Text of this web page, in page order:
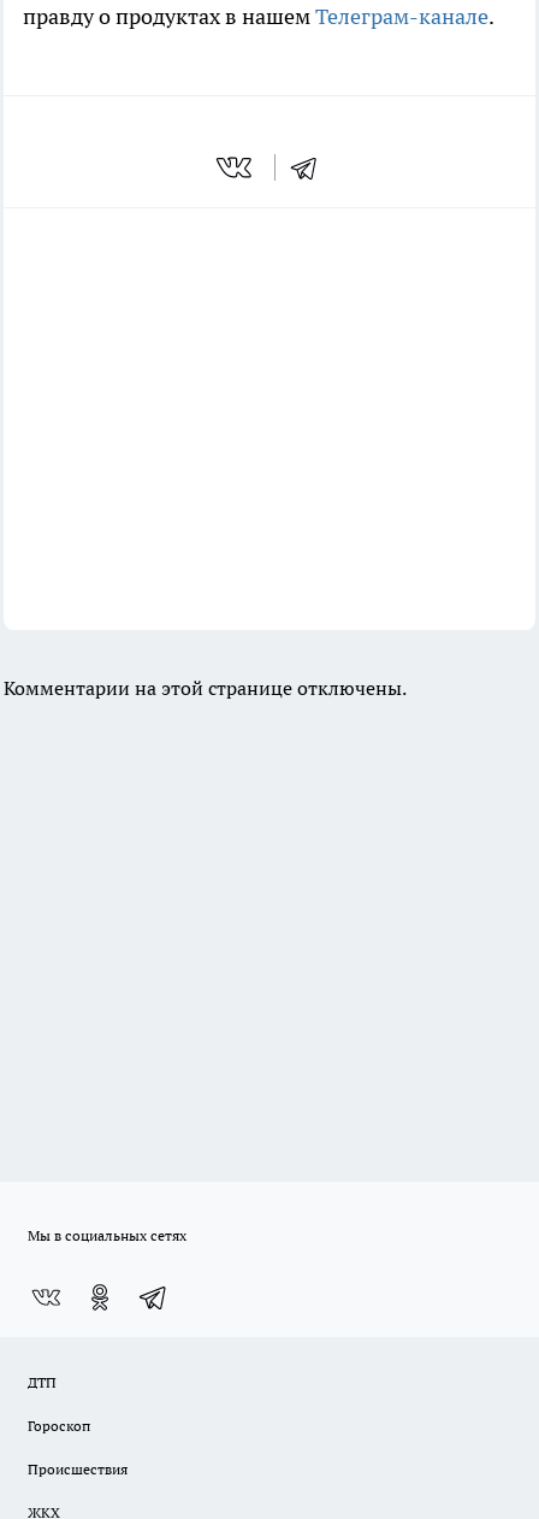
правду о продуктах в нашемТелеграм-канале.
Комментарии на этой странице отключены.
Мы в социальных сетях
ДТП
Гороскоп
Происшествия
ЖКХ